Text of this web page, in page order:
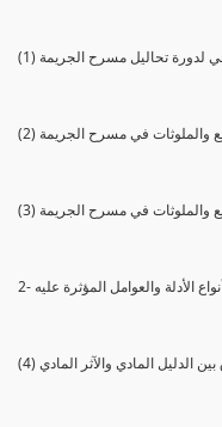
لدورة تحاليل مسرح الجريمة
والملوثات في مسرح الجريمة
والملوثات في مسرح الجريمة
الأدلة والعوامل المؤثرة عليه
بين الدليل المادي والآثر المادي